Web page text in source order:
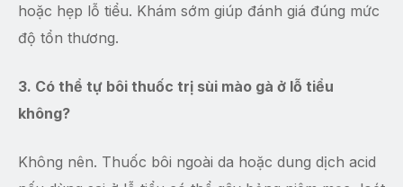
hoặc hẹp lỗ tiểu. Khám sớm giúp đánh giá đúng mức
độ tổn thương.
3. Có thể tự bôi thuốc trị sùi mào gà ở lỗ tiểu
không?
Không nên. Thuốc bôi ngoài da hoặc dung dịch acid